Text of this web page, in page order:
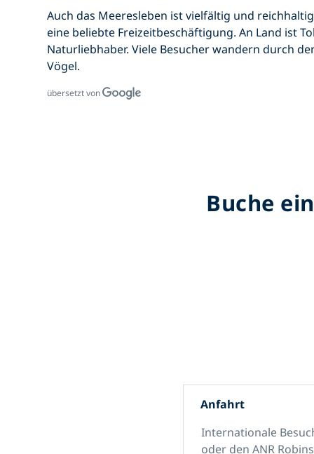
Auch das Meeresleben ist vielfältig und
eine beliebte Freizeitbeschäftigung. An Land ist
Naturliebhaber. Viele Besucher wandern durch
Vögel.
übersetzt von
Buche
Anfahrt
Internationale
oder den ANR